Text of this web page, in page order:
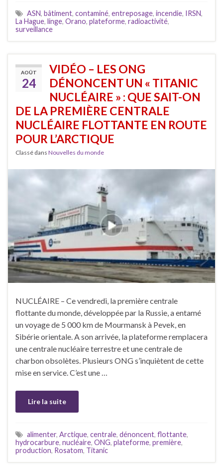
ASN, bâtiment, contaminé, entreposage, incendie, IRSN,
La Hague, linge, Orano, plateforme, radioactivité,
surveillance
AOÛT
24
VIDÉO – LES ONG
DÉNONCENT UN « TITANIC
NUCLÉAIRE » : QUE SAIT-ON
DE LA PREMIÈRE CENTRALE
NUCLÉAIRE FLOTTANTE EN ROUTE
POUR L’ARCTIQUE
Classé dans Nouvelles du monde
NUCLÉAIRE – Ce vendredi, la première centrale
flottante du monde, développée par la Russie, a entamé
un voyage de 5 000 km de Mourmansk à Pevek, en
Sibérie orientale. A son arrivée, la plateforme remplacera
une centrale nucléaire terrestre et une centrale de
charbon obsolètes. Plusieurs ONG s’inquiètent de cette
mise en service. C’est une …
Lire la suite
alimenter, Arctique, centrale, dénoncent, flottante,
hydrocarbure, nucléaire, ONG, plateforme, première,
production, Rosatom, Titanic